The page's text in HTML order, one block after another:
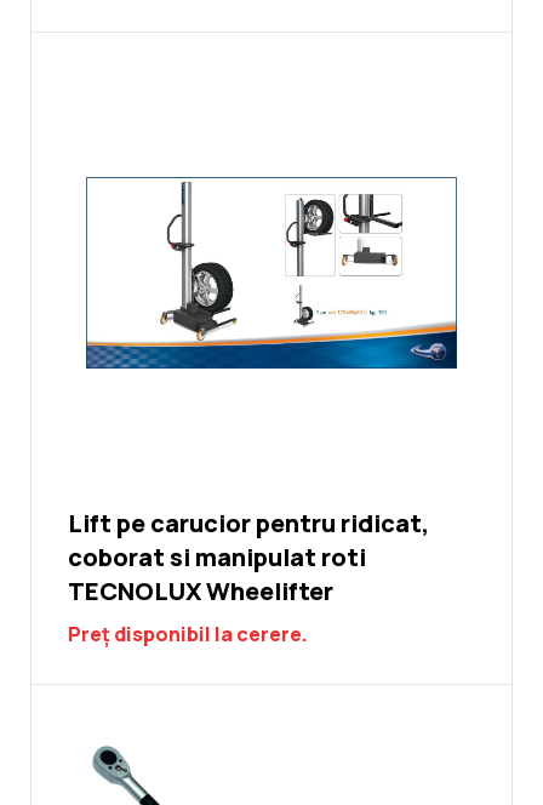
Lift pe carucior pentru ridicat,
coborat si manipulat roti
TECNOLUX Wheelifter
Preț disponibil la cerere.